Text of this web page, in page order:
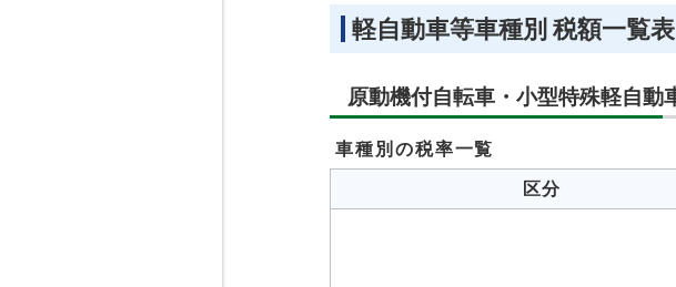
軽自動車等車種別 税額一覧表
原動機付自転車・小型特殊軽自動
車種別の税率一覧
区分